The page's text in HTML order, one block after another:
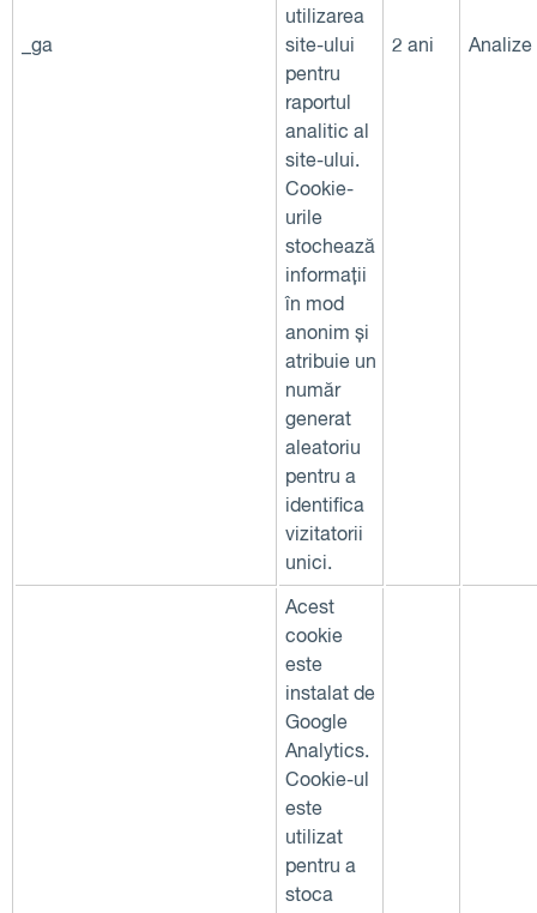
_ga
utilizarea
site-ului
pentru
raportul
analitic al
site-ului.
Cookie-
urile
stochează
informații
în mod
anonim și
atribuie un
număr
generat
aleatoriu
pentru a
identifica
vizitatorii
unici.
2 ani Analize
Acest
cookie
este
instalat de
Google
Analytics.
Cookie-ul
este
utilizat
pentru a
stoca